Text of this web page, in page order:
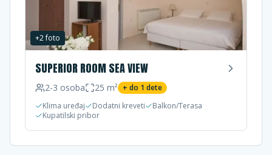
+2foto
SUPERIOR ROOM SEA VIEW
2-3 osoba 25 m² + do 1 dete
Klima uređaj
Dodatni kreveti
Balkon/Terasa
Kupatilski pribor